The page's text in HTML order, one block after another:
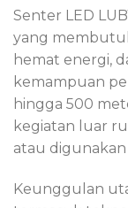
Senter LED
yang
hemat energi,
kemampuan
hingga 500
kegiatan luar
atau digunakan
Keunggulan